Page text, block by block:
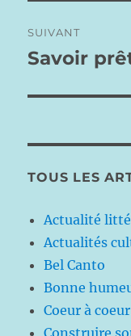
SUIVANT
Publication
Savoir
TOUS LES
Actualité
Actualités
Bel Canto
Bonne
Coeur à
Construire